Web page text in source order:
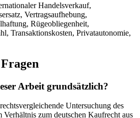
Handelsverkauf,
Vertragsaufhebung,
Rügeobliegenheit,
Transaktionskosten, Privatautonomie,
Arbeit grundsätzlich?
Untersuchung des
zum deutschen Kaufrecht aus